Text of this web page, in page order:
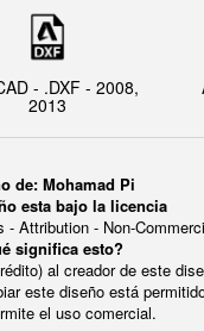
- .DXF - 2008,
2013
de: Mohamad Pi
esta bajo la licencia
- Attribution - Non-
significa esto?
al creador de este
este diseño está
el uso comercial.